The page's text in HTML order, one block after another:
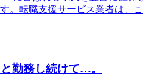
。転職支援サービス業者は、
勤務し続けて…。